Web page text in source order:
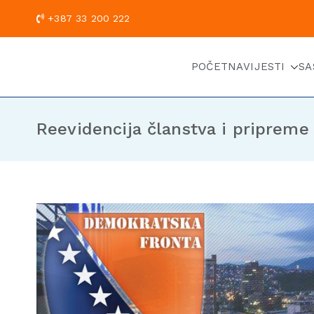
+387 33 200
POČETNAVIJESTI
Reevidencija članstva i